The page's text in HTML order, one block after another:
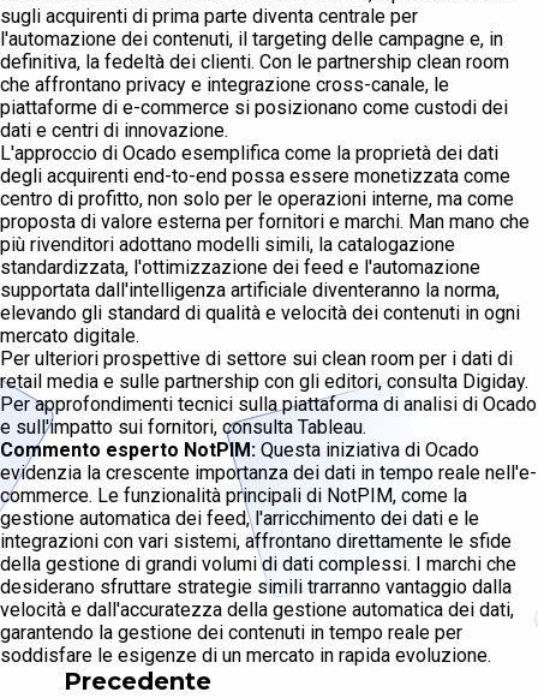
sugli acquirenti di prima parte diventa centrale per
l'automazione dei contenuti, il targeting delle campagne e, in
definitiva, la fedeltà dei clienti. Con le partnership clean room
che affrontano privacy e integrazione cross-canale, le
piattaforme di e-commerce si posizionano come custodi dei
dati e centri di innovazione.
L'approccio di Ocado esemplifica come la proprietà dei dati
degli acquirenti end-to-end possa essere monetizzata come
centro di profitto, non solo per le operazioni interne, ma come
proposta di valore esterna per fornitori e marchi. Man mano che
più rivenditori adottano modelli simili, la catalogazione
standardizzata, l'ottimizzazione dei feed e l'automazione
supportata dall'intelligenza artificiale diventeranno la norma,
elevando gli standard di qualità e velocità dei contenuti in ogni
mercato digitale.
Per ulteriori prospettive di settore sui clean room per i dati di
retail media e sulle partnership con gli editori, consulta Digiday.
Per approfondimenti tecnici sulla piattaforma di analisi di Ocado
e sull'impatto sui fornitori, consulta Tableau.
Commento esperto NotPIM: Questa iniziativa di Ocado
evidenzia la crescente importanza dei dati in tempo reale nell'e-
commerce. Le funzionalità principali di NotPIM, come la
gestione automatica dei feed, l'arricchimento dei dati e le
integrazioni con vari sistemi, affrontano direttamente le sfide
della gestione di grandi volumi di dati complessi. I marchi che
desiderano sfruttare strategie simili trarranno vantaggio dalla
velocità e dall'accuratezza della gestione automatica dei dati,
garantendo la gestione dei contenuti in tempo reale per
soddisfare le esigenze di un mercato in rapida evoluzione.
Precedente